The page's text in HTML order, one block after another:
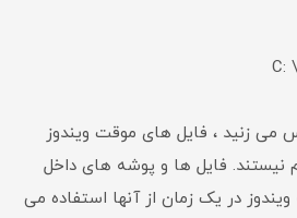
زنید ، فایل های موقت ویندوز
نیستند. فایل ها و پوشه های داخل
در یک زمان از آنها استفاده می